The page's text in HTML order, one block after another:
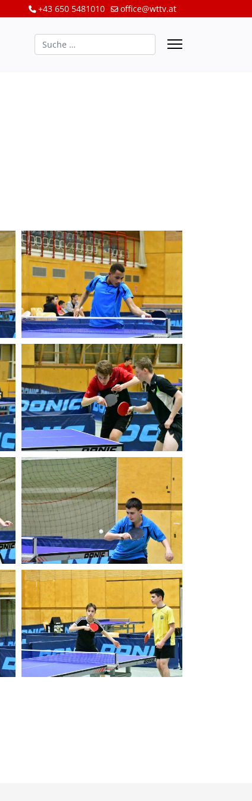
+43 650 5481010 office@wttv.at
Suchen